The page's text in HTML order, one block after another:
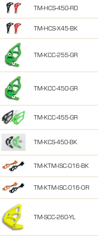
TM-HCS-450-RD
TM-HCS-X45-BK
TM-KCC-255-GR
TM-KCC-450-GR
TM-KCC-455-GR
TM-KCS-450-BK
TM-KTM-ISC-016-BK
TM-KTM-ISC-016-OR
TM-SCC-260-YL